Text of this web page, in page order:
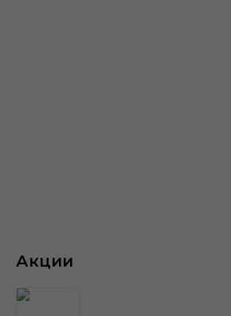
5 лет
Акции